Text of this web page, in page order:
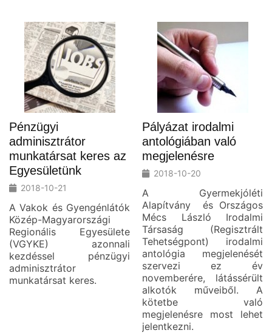
Pénzügyi
adminisztrátor
munkatársat keres az
Egyesületünk
2018-10-21
A Vakok és Gyengénlátók
Közép-Magyarországi
Regionális Egyesülete
(VGYKE) azonnali
kezdéssel pénzügyi
adminisztrátor
munkatársat keres.
Pályázat irodalmi
antológiában való
megjelenésre
2018-10-20
A Gyermekjóléti
Alapítvány és Országos
Mécs László Irodalmi
Társaság (Regisztrált
Tehetségpont) irodalmi
antológia megjelenését
szervezi ez év
novemberére, látássérült
alkotók műveiből. A
kötetbe való
megjelenésre most lehet
jelentkezni.